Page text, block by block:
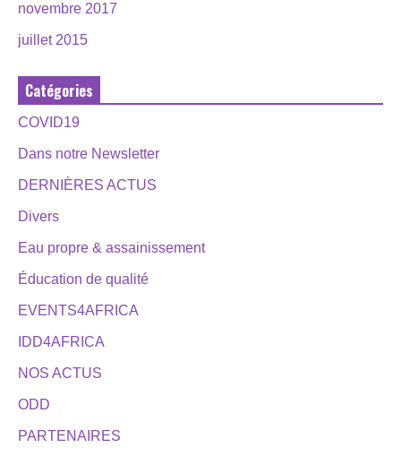
novembre 2017
juillet 2015
Catégories
COVID19
Dans notre Newsletter
DERNIÈRES ACTUS
Divers
Eau propre & assainissement
Éducation de qualité
EVENTS4AFRICA
IDD4AFRICA
NOS ACTUS
ODD
PARTENAIRES